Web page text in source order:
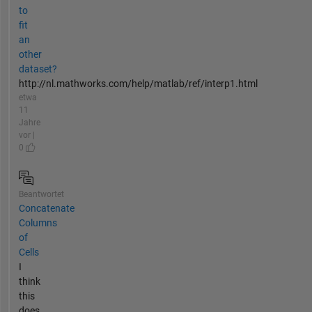
to
fit
an
other
dataset?
http://nl.mathworks.com/help/matlab/ref/interp1.html
etwa
11
Jahre
vor |
0
Beantwortet
Concatenate
Columns
of
Cells
I
think
this